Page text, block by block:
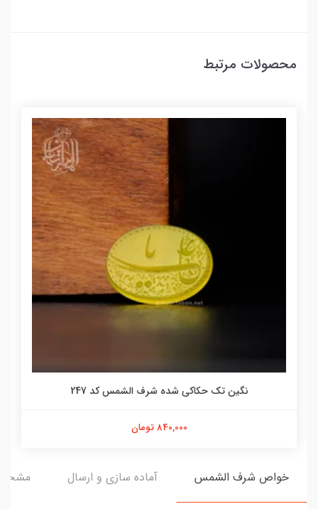
محصولات مرتبط
نگین تک حکاکی شده شرف الشمس کد 247
840,000 تومان
خواص شرف الشمس آماده سازی و ارسال